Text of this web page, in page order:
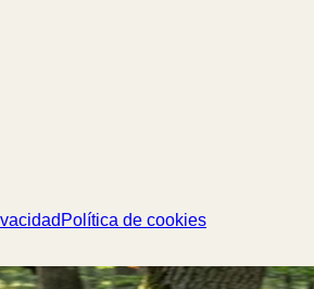
Política de cookies